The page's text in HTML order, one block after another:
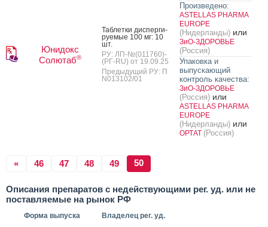
Юнидокс
Солютаб®
Таб­летки дис­перги­
ру­емые 100 мг: 10
шт.
РУ: ЛП-№(011760)-
(РГ-RU) от 19.09.25
Предыдущий РУ: П
N013102/01
Произведено:
ASTELLAS PHARMA
EUROPE
(Нидерланды) или
ЗиО-ЗДОРОВЬЕ
(Россия)
Упаковка и
выпускающий
контроль качества:
ЗиО-ЗДОРОВЬЕ
(Россия) или
ASTELLAS PHARMA
EUROPE
(Нидерланды) или
ОРТАТ (Россия)
« 46 47 48 49 50
Описания препаратов с недействующими рег. уд. или не
поставляемые на рынок РФ
Форма выпуска Владелец рег. уд.